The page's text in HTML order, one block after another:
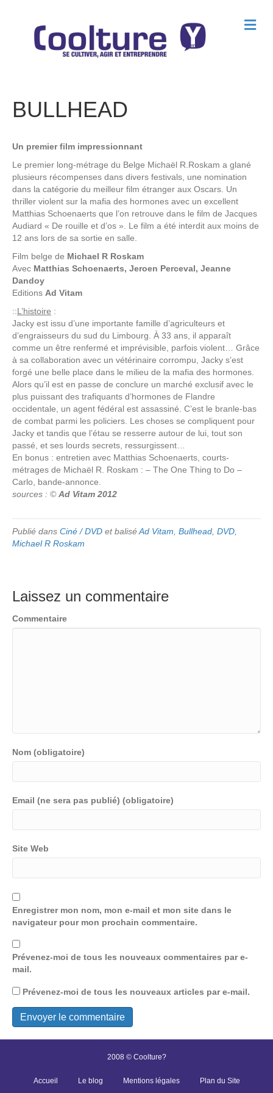
M
e
BULLHEAD
Un premier film impressionnant
Le premier long-métrage du Belge Michaël R.Roskam a glané
plusieurs récompenses dans divers festivals, une nomination
dans la catégorie du meilleur film étranger aux Oscars. Un
thriller violent sur la mafia des hormones avec un excellent
Matthias Schoenaerts que l’on retrouve dans le film de Jacques
Audiard « De rouille et d’os ». Le film a été interdit aux moins de
12 ans lors de sa sortie en salle.
Film belge de Michael R Roskam
Avec Matthias Schoenaerts, Jeroen Perceval, Jeanne
Dandoy
Editions Ad Vitam
::L’histoire :
Jacky est issu d’une importante famille d’agriculteurs et
d’engraisseurs du sud du Limbourg. À 33 ans, il apparaît
comme un être renfermé et imprévisible, parfois violent… Grâce
à sa collaboration avec un vétérinaire corrompu, Jacky s’est
forgé une belle place dans le milieu de la mafia des hormones.
Alors qu’il est en passe de conclure un marché exclusif avec le
plus puissant des trafiquants d’hormones de Flandre
occidentale, un agent fédéral est assassiné. C’est le branle-bas
de combat parmi les policiers. Les choses se compliquent pour
Jacky et tandis que l’étau se resserre autour de lui, tout son
passé, et ses lourds secrets, ressurgissent…
En bonus : entretien avec Matthias Schoenaerts, courts-
métrages de Michaël R. Roskam : – The One Thing to Do –
Carlo, bande-annonce.
sources : ©Ad Vitam 2012
Publié dans Ciné / DVD et baliséAd Vitam Bullhead DVD
Michael R Roskam
Laissez un commentaire
Commentaire
Nom (obligatoire)
Email (ne sera pas publié) (obligatoire)
Site Web
Enregistrer mon nom, mon e-mail et mon site dans le
navigateur pour mon prochain commentaire.
Prévenez-moi de tous les nouveaux commentaires par e-
mail.
Prévenez-moi de tous les nouveaux articles par e-mail.
2008 © Coolture?
Accueil Le blog Mentions légales Plan du Site